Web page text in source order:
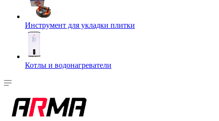
Инструмент для укладки плитки
Котлы и водонагреватели